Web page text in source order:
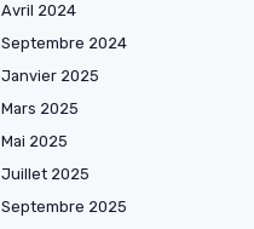
Avril 2024
Septembre 2024
Janvier 2025
Mars 2025
Mai 2025
Juillet 2025
Septembre 2025